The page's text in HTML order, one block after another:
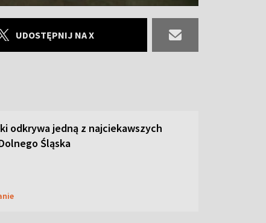
UDOSTĘPNIJ NA X
odkrywa jedną z najciekawszych
Śląska